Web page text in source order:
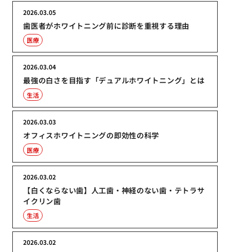
歯医者がホワイトニング前に診断を重視する理由
2026.03.05
医療
最強の白さを目指す「デュアルホワイトニング」とは
2026.03.04
生活
オフィスホワイトニングの即効性の科学
2026.03.03
医療
【白くならない歯】人工歯・神経のない歯・テトラサ
イクリン歯
2026.03.02
生活
2026.03.02